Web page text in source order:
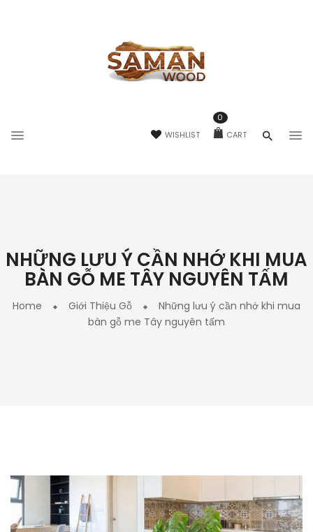
WISHLIST CART
0
NHỮNG LƯU Ý CẦN NHỚ KHI MUA
BÀN GỖ ME TÂY NGUYÊN TẤM
Home Giới Thiệu Gỗ
Những lưu ý cần nhớ khi mua
bàn gỗ me Tây nguyên tấm